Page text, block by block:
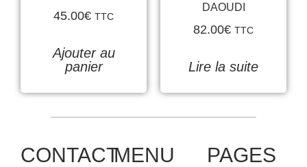
45.00€ TTC
Ajouter au
panier
DAOUDI
82.00€ TTC
Lire la suite
CONTACTMENU
PAGES